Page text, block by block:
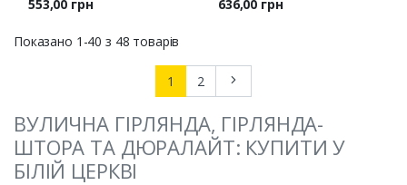
553,00 грн 636,00 грн
Показано 1-40 з 48 товарів
1 2 Далі
ВУЛИЧНА ГІРЛЯНДА, ГІРЛЯНДА-
ШТОРА ТА ДЮРАЛАЙТ: КУПИТИ У
БІЛІЙ ЦЕРКВІ